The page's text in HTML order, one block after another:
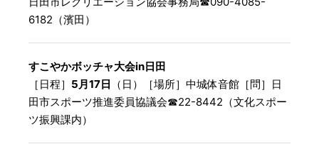
6182（濱田）
すこやかボッチャ大会in日田
［日程］ 5月17日 （日）［場所］中城体音館［問］日
田市スポーツ推進委員協議会☎︎22-8442（文化スポー
ツ振興課内）